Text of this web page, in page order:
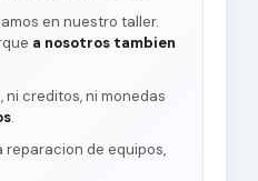
en nuestro taller.
a nosotros tambien
ni creditos, ni monedas
.
reparacion de equipos,